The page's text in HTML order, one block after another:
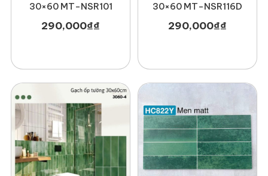
30×60 MT-NSR101
290,000₫₫
30×60 MT-NSR116D
290,000₫₫